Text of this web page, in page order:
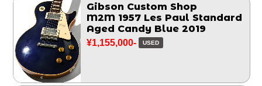
Gibson Custom Shop
M2M 1957 Les Paul Standard
Aged Candy Blue 2019
¥1,155,000- USED